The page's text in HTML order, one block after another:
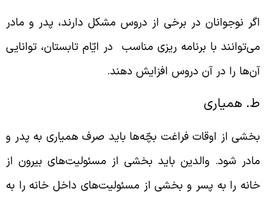
نوجوانان در برخی از دروس مشکل دارند، پدر و مادر
با برنامه ریزی مناسب در ایّام تابستان، توانایی
را در آن دروس افزایش دهند.
همیاری
از اوقات فراغت بچّه‌ها باید صرف همیاری به پدر و
شود. والدین باید بخشی از مسئولیت‌های بیرون از
را به پسر و بخشی از مسئولیت‌های داخل خانه را به